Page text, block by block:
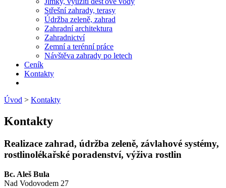
Střešní zahrady, terasy
Údržba zeleně, zahrad
Zahradní architektura
Zahradnictví
Zemní a terénní práce
Návštěva zahrady po letech
Ceník
Kontakty
Úvod > Kontakty
Kontakty
Realizace zahrad, údržba zeleně, závlahové systémy,
rostlinolékařské poradenství, výživa rostlin
Bc. Aleš Bula
Nad Vodovodem 27